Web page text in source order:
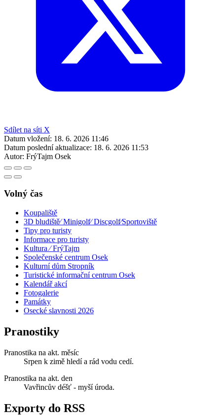
Sdílet na síti X
Datum vložení: 18. 6. 2026 11:46
Datum poslední aktualizace: 18. 6. 2026 11:53
Autor: FrýTajm Osek
Volný čas
Koupaliště
3D bludiště⁄ Minigolf⁄ Discgolf⁄Sportoviště
Tipy pro turisty
Informace pro turisty
Kultura ⁄ FrýTajm
Společenské centrum Osek
Kulturní dům Stropník
Turistické informační centrum Osek
Kalendář akcí
Fotogalerie
Památky
Osecké slavnosti 2026
Pranostiky
Pranostika na akt. měsíc
Srpen k zimě hledí a rád vodu cedí.
Pranostika na akt. den
Vavřincův déšť - myší úroda.
Exporty do RSS